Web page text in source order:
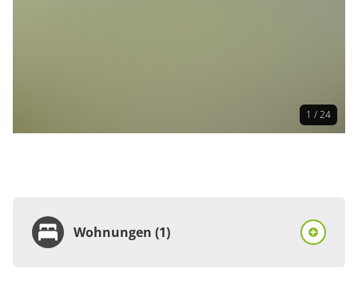
1 / 24
Wohnungen (1)